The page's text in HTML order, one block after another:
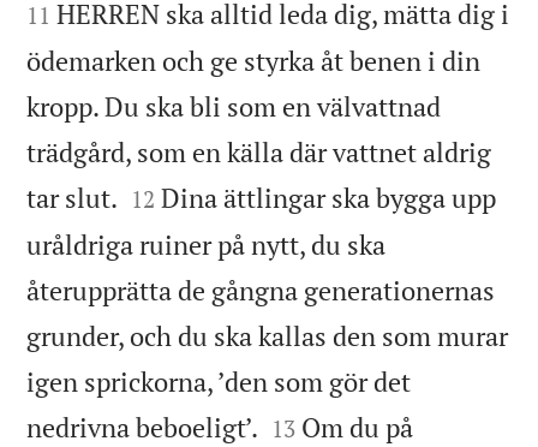
11 HERREN ska alltid leda dig, mätta dig i
ödemarken och ge styrka åt benen i din
kropp. Du ska bli som en välvattnad
trädgård, som en källa där vattnet aldrig
tar slut. 

12 Dina ättlingar ska bygga upp
uråldriga ruiner på nytt, du ska
återupprätta de gångna generationernas
grunder, och du ska kallas den som murar
igen sprickorna, ’den som gör det
nedrivna beboeligt’. 

13 Om du på